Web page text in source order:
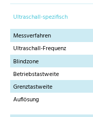
Ultraschall-spezifisch
Messverfahren
Ultraschall-Frequenz
Blindzone
Betriebstastweite
Grenztastweite
Auflösung